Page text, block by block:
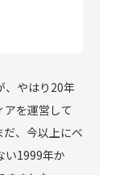
、やはり20年
を運営して
、今以上にベ
い1999年か